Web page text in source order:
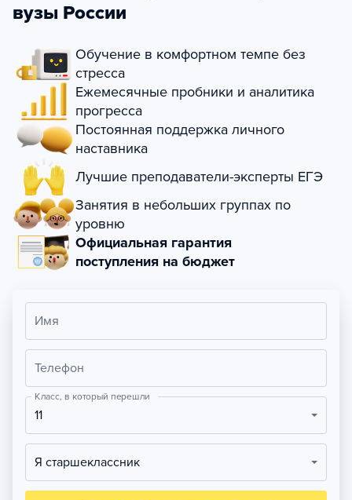
вузы России
Обучение в комфортном темпе без
стресса
Ежемесячные пробники и аналитика
прогресса
Постоянная поддержка личного
наставника
Лучшие преподаватели-эксперты ЕГЭ
Занятия в небольших группах по
уровню
Официальная гарантия
поступления на бюджет
Имя
Телефон
Класс, в который перешли
11
Я старшеклассник